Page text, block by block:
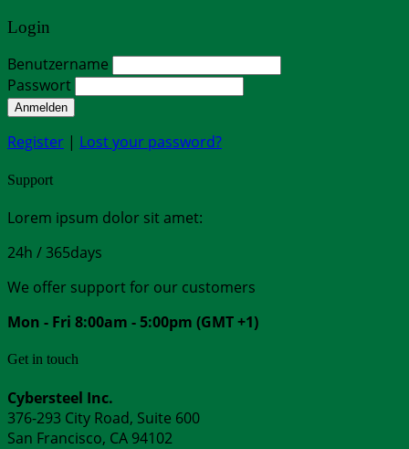
Login
Benutzername
Passwort
Anmelden
Register | Lost your password?
Support
Lorem ipsum dolor sit amet:
24h / 365days
We offer support for our customers
Mon - Fri 8:00am - 5:00pm (GMT +1)
Get in touch
Cybersteel Inc.
376-293 City Road, Suite 600
San Francisco, CA 94102